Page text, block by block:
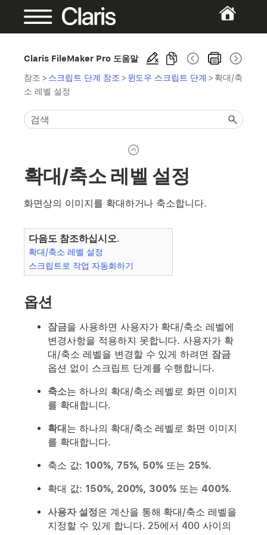
Claris FileMaker Pro 도움말
참조 > 스크립트 단계 참조 > 윈도우 스크립트 단계 > 확대/축
소 레벨 설정
확대/축소 레벨 설정
화면상의 이미지를 확대하거나 축소합니다.
다음도 참조하십시오.
확대/축소 레벨 설정
스크립트로 작업 자동화하기
옵션
잠금을 사용하면 사용자가 확대/축소 레벨에
변경사항을 적용하지 못합니다. 사용자가 확
대/축소 레벨을 변경할 수 있게 하려면 잠금
옵션 없이 스크립트 단계를 수행합니다.
축소는 하나의 확대/축소 레벨로 화면 이미지
를 확대합니다.
확대는 하나의 확대/축소 레벨로 화면 이미지
를 확대합니다.
축소 값: 100%, 75%, 50% 또는 25%.
확대 값: 150%, 200%, 300% 또는 400%.
사용자 설정은 계산을 통해 확대/축소 레벨을
지정할 수 있게 합니다. 25에서 400 사이의